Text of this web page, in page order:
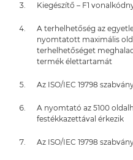
Kiegészítő – F1
A terhelhetőség az
nyomtatott maximális
terhelhetőséget
termék élettartamát
Az ISO/IEC 19798
A nyomtató az 5100
festékkazettával érkezik
Az ISO/IEC 19798